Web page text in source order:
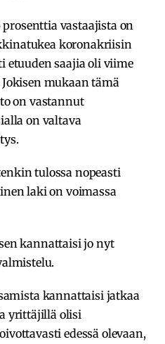
vastaajista on
koronakriisin
etuuden saajia oli viime
mukaan tämä
on vastannut
on valtava
tulossa nopeasti
laki on voimassa
kannattaisi jo nyt
kannattaisi jatkaa
yrittäjillä olisi
edessä olevaan,